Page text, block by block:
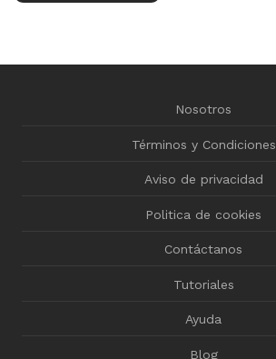
Nosotros
Términos y Condiciones
Aviso de privacidad
Politica de cookies
Contáctanos
Tutoriales
Ayuda
Blog